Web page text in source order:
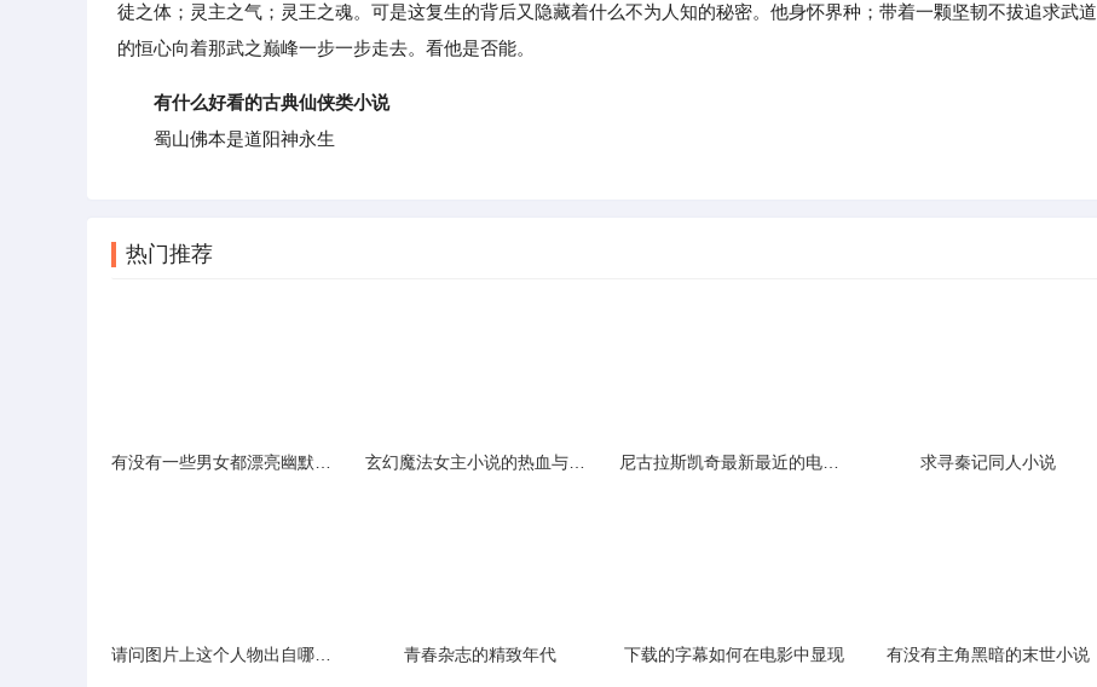
徒之体；灵主之气；灵王之魂。可是这复生的背后又隐藏着什么不为人知的秘密。他身怀界种；带着一颗坚韧不拔追求武道
的恒心向着那武之巅峰一步一步走去。看他是否能。
有什么好看的古典仙侠类小说
蜀山佛本是道阳神永生
热门推荐
求寻秦记同人小说
青春杂志的精致年代 下载的字幕如何在电影中显现 有没有主角黑暗的末世小说